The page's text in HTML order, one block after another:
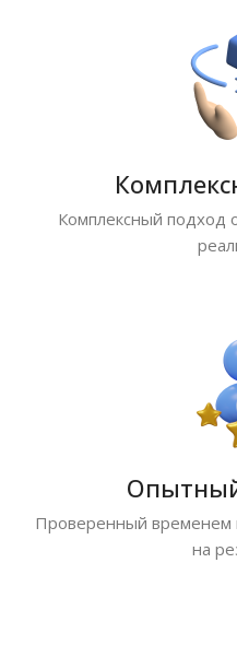
Комплексный подход
Проверенный временем
на